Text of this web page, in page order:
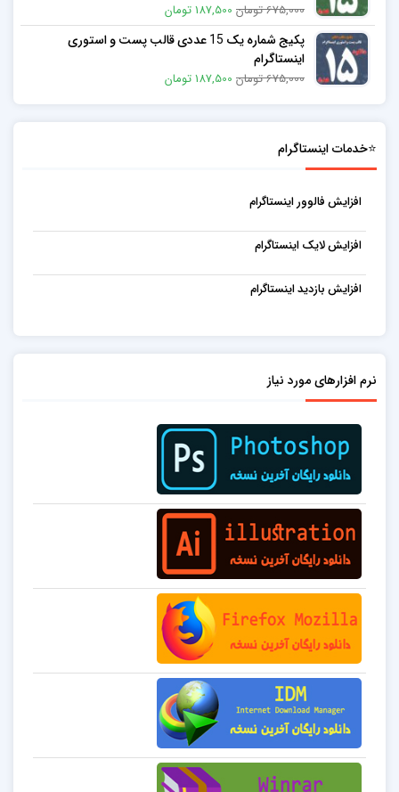
675,000 تومان 187,500 تومان
پکیج شماره یک 15 عددی قالب پست و استوری
اینستاگرام
675,000 تومان 187,500 تومان
⭐خدمات اینستاگرام
افزایش فالوور اینستاگرام
افزایش لایک اینستاگرام
افزایش بازدید اینستاگرام
نرم افزارهای مورد نیاز